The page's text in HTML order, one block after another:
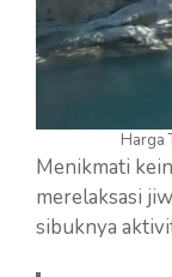
Harga
Menikmati
merelaksasi
sibuknya